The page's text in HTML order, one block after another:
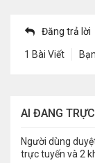
Đăng trả lời
1 Bài Viết
AI ĐANG
Người dùng
trực tuyến và 2